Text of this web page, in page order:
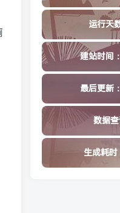
运行天
建站时间
最后更新
数据
生成耗时